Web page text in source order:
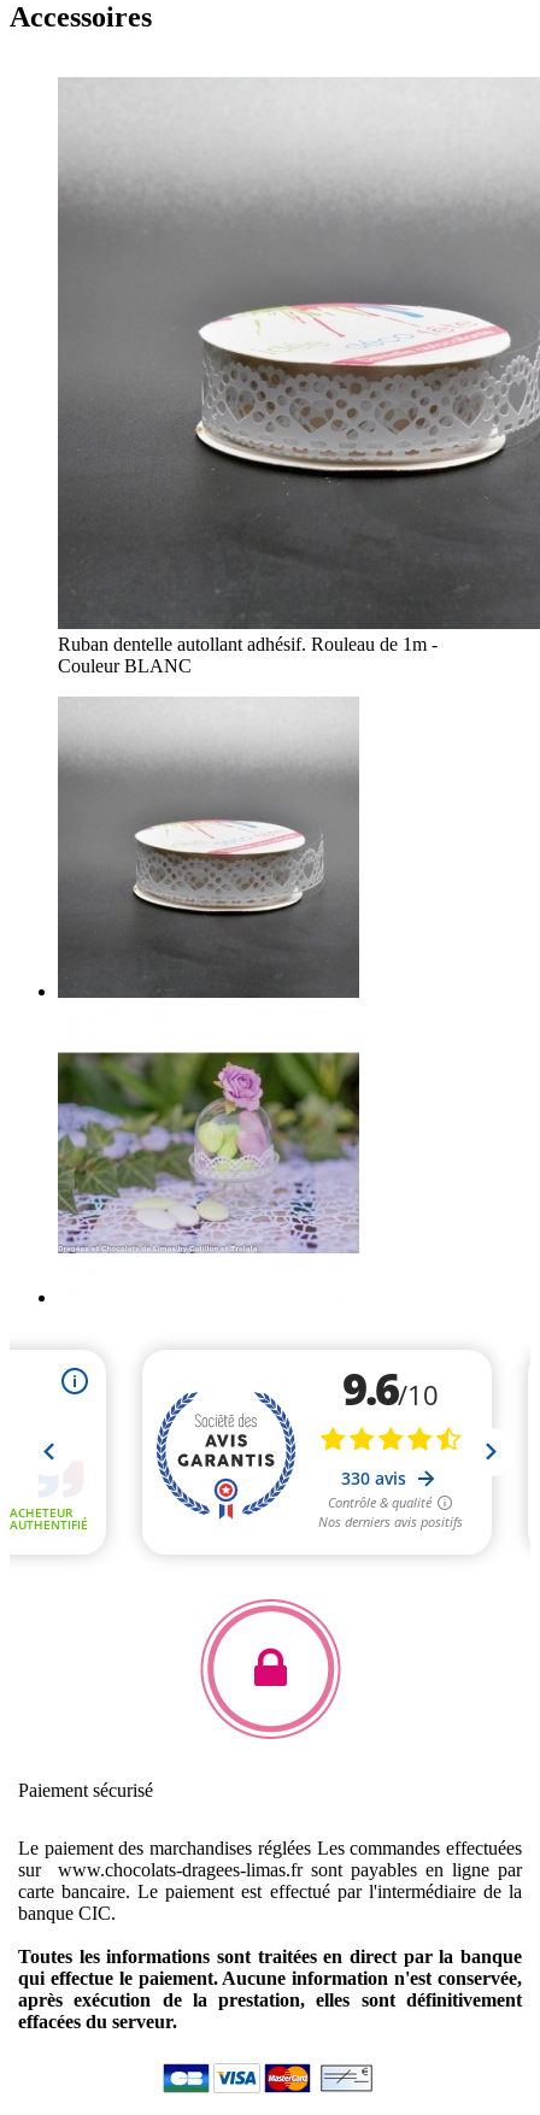
Accessoires
Ruban dentelle autollant adhésif. Rouleau de 1m -
Couleur BLANC
Paiement sécurisé
Le paiement des marchandises réglées Les commandes effectuées
sur www.chocolats-dragees-limas.fr sont payables en ligne par
carte bancaire. Le paiement est effectué par l'intermédiaire de la
banque CIC.
Toutes les informations sont traitées en direct par la banque
qui effectue le paiement. Aucune information n'est conservée,
après exécution de la prestation, elles sont définitivement
effacées du serveur.